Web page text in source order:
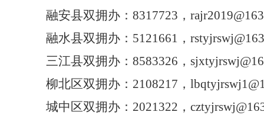
融安县双拥办 ： 8317723，
融水县双拥办： 5121661，
三江县双拥办： 8583326，
柳北区双拥办 ： 2108217，
城中区双拥办： 2021322，